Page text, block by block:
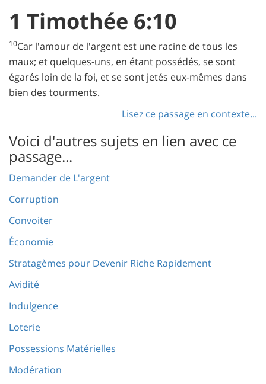
1 Timothée 6:10
10Car l'amour de l'argent est une racine de tous les
maux; et quelques-uns, en étant possédés, se sont
égarés loin de la foi, et se sont jetés eux-mêmes dans
bien des tourments.
Lisez ce passage en contexte...
Voici d'autres sujets en lien avec ce
passage...
Demander de L'argent
Corruption
Convoiter
Économie
Stratagèmes pour Devenir Riche Rapidement
Avidité
Indulgence
Loterie
Possessions Matérielles
Modération